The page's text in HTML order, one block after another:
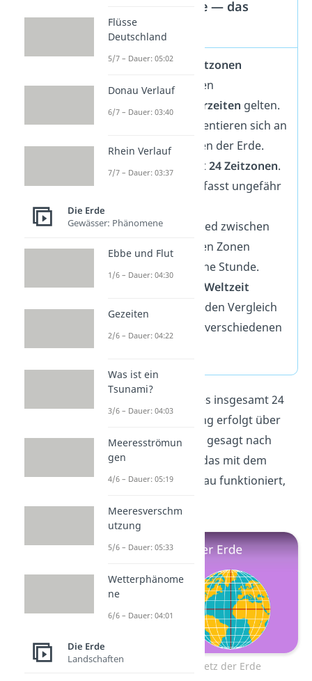
Zeitzonen der Erde — das
Wichtigste
Die Erde ist in
Zeitzonen
eingeteilt, in denen
verschiedene Uhrzeiten gelten.
Die Zeitzonen orientieren sich an
den Längengraden der Erde.
Es gibt insgesamt24 Zeitzonen.
Eine Zeitzone umfasst ungefähr
Der Zeitunterschied zwischen
zwei benachbarten Zonen
beträgt jeweils eine Stunde.
koordinierte Weltzeit
(UTC)
ermöglicht den Vergleich
der Uhrzeiten an verschiedenen
Auf unserer Erde gibt es insgesamt 24
Zeitzonen. Die Einteilung erfolgt über
das Gradnetz, genauer gesagt nach
dem Längengrad. Wie das mit dem
Gradnetz der Erde genau funktioniert,
Zum Video: Gradnetz der Erde
Flüsse
Deutschland
5/7 – Dauer: 05:02
Donau Verlauf
6/7 – Dauer: 03:40
Rhein Verlauf
7/7 – Dauer: 03:37
Die Erde
Gewässer: Phänomene
Ebbe und Flut
1/6 – Dauer: 04:30
Gezeiten
2/6 – Dauer: 04:22
Was ist ein
Tsunami?
3/6 – Dauer: 04:03
Meeresströmun
gen
4/6 – Dauer: 05:19
Meeresverschm
utzung
5/6 – Dauer: 05:33
Wetterphänome
ne
6/6 – Dauer: 04:01
Die Erde
Landschaften